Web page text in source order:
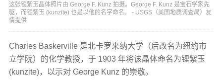
这张锂紫玉晶体照片由 George F. Kunz 拍摄。George F. Kunz 是宝石学家先
驱，而锂紫玉 (kunzite) 也是以他的名字命名。 - USGS（美国地质调查局）友
情提供
Charles Baskerville 是北卡罗来纳大学（后改名为纽约市
立学院）的化学教授，于 1903 年将该晶体命名为锂紫玉
(kunzite)，以示对 George Kunz 的崇敬。